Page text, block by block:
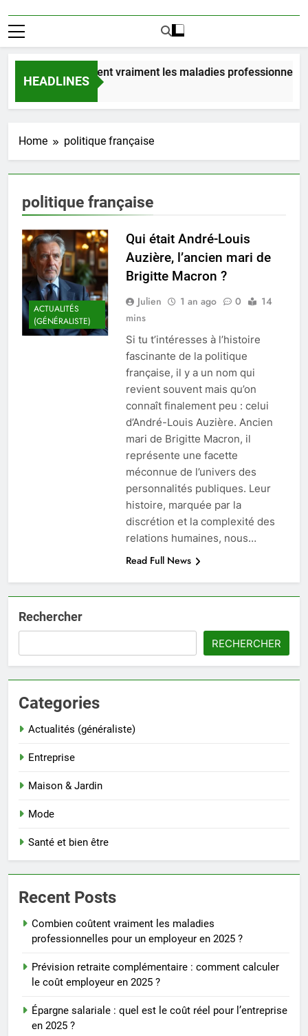
HEADLINES
Combien coûtent vraiment les maladies
4 Jours Ago
Home politique française
politique française
ACTUALITÉS
(GÉNÉRALISTE)
Qui était André-Louis
Auzière, l’ancien mari de
Brigitte Macron ?
Julien 1 an ago 0
14
mins
Si tu t’intéresses à l’histoire
fascinante de la politique
française, il y a un nom qui
revient souvent mais qu’on
connaît finalement peu : celui
d’André-Louis Auzière. Ancien
mari de Brigitte Macron, il
représente une facette
méconnue de l’univers des
personnalités publiques. Leur
histoire, marquée par la
discrétion et la complexité des
relations humaines, nous…
Read Full News
Rechercher
RECHERCHER
Categories
Actualités (généraliste)
Entreprise
Maison & Jardin
Mode
Santé et bien être
Recent Posts
Combien coûtent vraiment les maladies
professionnelles pour un employeur en 2025 ?
Prévision retraite complémentaire : comment calculer
le coût employeur en 2025 ?
Épargne salariale : quel est le coût réel pour l’entreprise
en 2025 ?